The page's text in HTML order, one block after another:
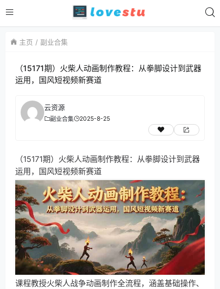
主页 副业合集
（15171期）火柴人动画制作教程：从拳脚设计到武器
运用，国风短视频新赛道
云资源
副业合集 2025-8-25
（15171期）火柴人动画制作教程：从拳脚设计到武器
运用，国风短视频新赛道
课程教授火柴人战争动画制作全流程，涵盖基础操作、